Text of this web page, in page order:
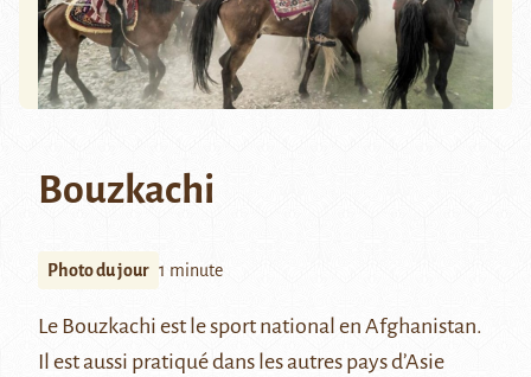
Bouzkachi
Photo du jour 1 minute
Le Bouzkachi est le sport national en Afghanistan.
Il est aussi pratiqué dans les autres pays d’Asie